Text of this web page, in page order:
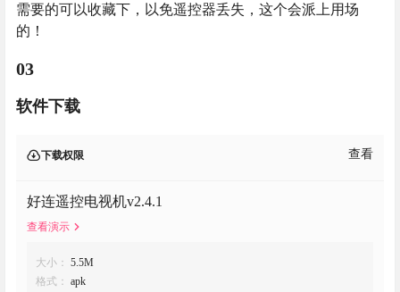
需要的可以收藏下，以免遥控器丢失，这个会派上用场
的！
03
软件下载
下载权限 查看
好连遥控电视机v2.4.1
查看演示
大小： 5.5M
格式： apk